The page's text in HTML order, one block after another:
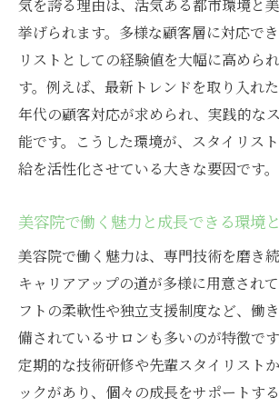
気を誇る理由は、活気ある都市環境と
挙げられます。多様な顧客層に対応で
リストとしての経験値を大幅に高めら
す。例えば、最新トレンドを取り入れ
年代の顧客対応が求められ、実践的な
能です。こうした環境が、スタイリス
給を活性化させている大きな要因です。
美容院で働く魅力と成長できる環境
美容院で働く魅力は、専門技術を磨き続
キャリアアップの道が多様に用意され
フトの柔軟性や独立支援制度など、働
備されているサロンも多いのが特徴です
定期的な技術研修や先輩スタイリスト
ックがあり、個々の成長をサポートす